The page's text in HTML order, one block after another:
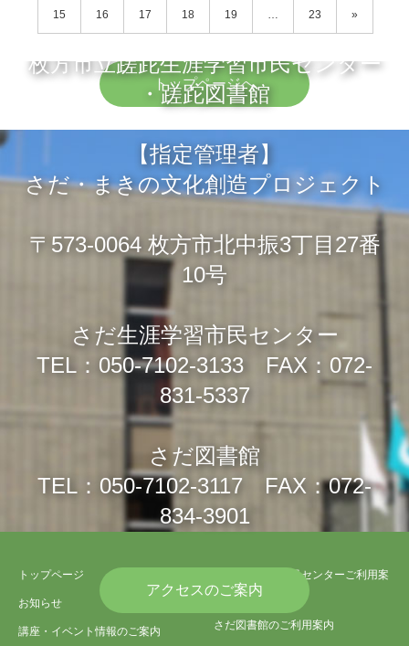
15 16 17 18 19 … 23 »
トップページへ
枚方市立蹉跎生涯学習市民センター
・蹉跎図書館
【指定管理者】
さだ・まきの文化創造プロジェクト
〒573-0064 枚方市北中振3丁目27番
10号
さだ生涯学習市民センター
TEL：050-7102-3133 FAX：072-
831-5337
さだ図書館
TEL：050-7102-3117 FAX：072-
834-3901
アクセスのご案内
トップページ
お知らせ
講座・イベント情報のご案内
さだ生涯学習市民センターご利用案
内
さだ図書館のご利用案内